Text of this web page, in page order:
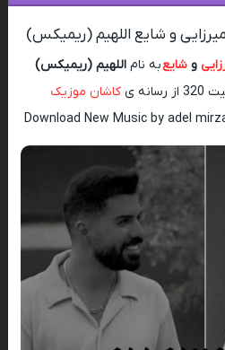
و شایع اللهیم (ریمیکس)
و شایعبه نام اللهیم (ریمیکس)
ی
کاشان موزیک
Download New Music by adel